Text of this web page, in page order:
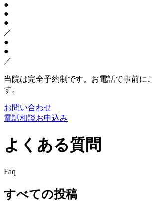
●
●
●
／
●
●
／
当院は完全予約制です。お電話で事前に
す。
お問い合わせ
電話相談お申込み
よくある質問
Faq
すべての投稿